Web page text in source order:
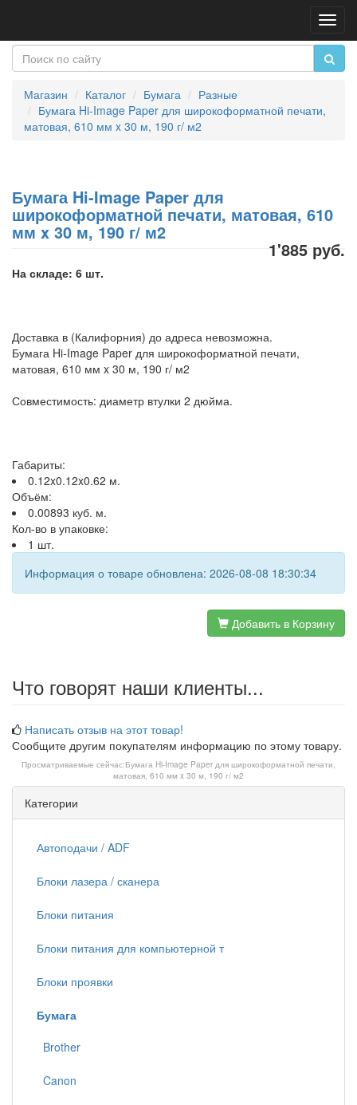
Магазин Каталог Бумага
Разные
Бумага Hi-Image Paper для широкоформатной печати,
матовая, 610 мм x 30 м, 190 г/ м2
Бумага Hi-Image Paper для
широкоформатной печати, матовая, 610
мм x 30 м, 190 г/ м2
1'885 руб.
На складе: 6 шт.
Доставка в (Калифорния) до адреса невозможна.
Бумага Hi-Image Paper для широкоформатной печати,
матовая, 610 мм x 30 м, 190 г/ м2
Совместимость: диаметр втулки 2 дюйма.
Габариты:
0.12x0.12x0.62 м.
Объём:
0.00893 куб. м.
Кол-во в упаковке:
1 шт.
Информация о товаре обновлена: 2026-08-08 18:30:34
Добавить в Корзину
Что говорят наши клиенты...
Написать отзыв на этот товар!
Сообщите другим покупателям информацию по этому товару.
Просматриваемые сейчас:Бумага Hi-Image Paper для широкоформатной печати,
матовая, 610 мм x 30 м, 190 г/ м2
Категории
Автоподачи / ADF
Блоки лазера / сканера
Блоки питания
Блоки питания для компьютерной т
Блоки проявки
Бумага
Brother
Canon